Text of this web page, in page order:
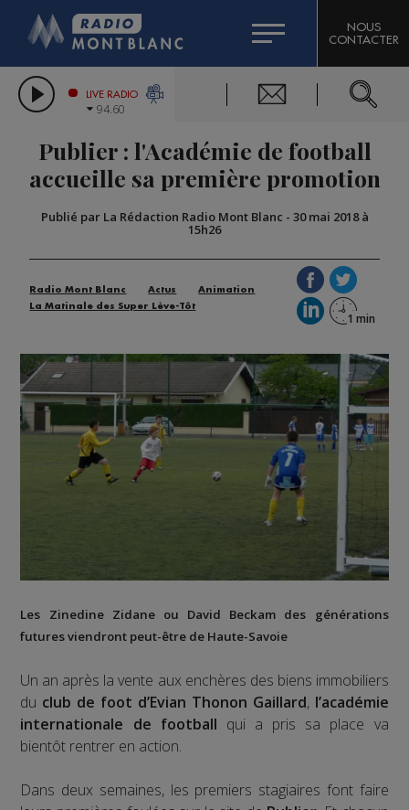
LES CHRONIQUES DE L'EXPERT
CITIZEN MACHINERY
GRAND MASSIF DOMAINES SKIABLES
BIGARD
COMPAGNIE DU MONT-BLANC
NOUS
CONTACTER
LIVE RADIO
94.60
Publier : l'Académie de football
accueille sa première promotion
Publié par La Rédaction Radio Mont Blanc - 30 mai 2018 à
15h26
Radio Mont Blanc Actus
Animation
La Matinale des Super Lève-Tôt
Les Zinedine Zidane ou David Beckam des générations
futures viendront peut-être de Haute-Savoie
Un an après la vente aux enchères des biens immobiliers
du club de foot d’Evian Thonon Gaillard, l’académie
internationale de football qui a pris sa place va
bientôt rentrer en action.
Dans deux semaines, les premiers stagiaires font faire